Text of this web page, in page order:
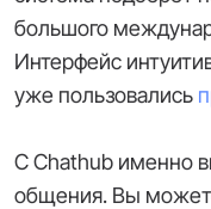
большого
Интерфейс
уже пользовались
С Chathub именно
общения. Вы